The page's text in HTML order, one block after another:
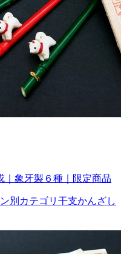
｜象牙製６種｜限定商品
別カテゴリ 干支かんざし